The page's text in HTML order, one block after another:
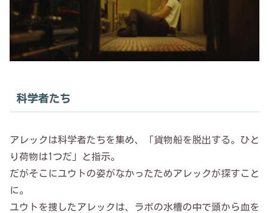
科学者たち
アレックは科学者たちを集め、「貨物船を脱出する。ひと
り荷物は1つだ」と指示。
だがそこにユウトの姿がなかったためアレックが探すこと
に。
ユウトを捜したアレックは、ラボの水槽の中で頭から血を